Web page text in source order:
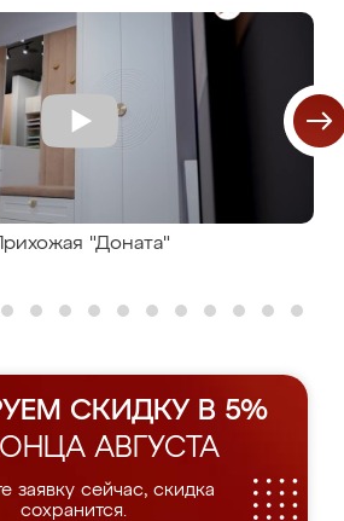
Прихожая "Доната"
СКИДКУ В 5%
АВГУСТА
заявку сейчас, скидка
сохранится.